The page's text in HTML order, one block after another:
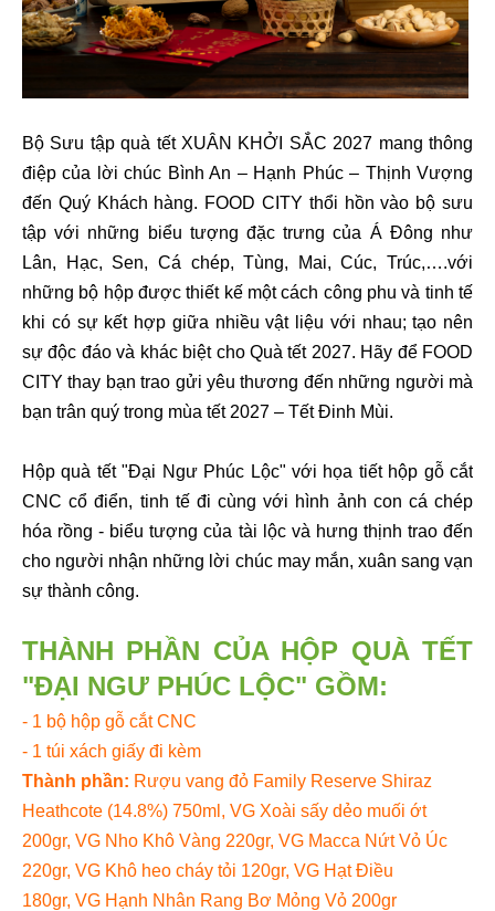
Bộ Sưu tập quà tết XUÂN KHỞI SẮC 2027 mang thông
điệp của lời chúc Bình An – Hạnh Phúc – Thịnh Vượng
đến Quý Khách hàng. FOOD CITY thổi hồn vào bộ sưu
tập với những biểu tượng đặc trưng của Á Đông như
Lân, Hạc, Sen, Cá chép, Tùng, Mai, Cúc, Trúc,….với
những bộ hộp được thiết kế một cách công phu và tinh tế
khi có sự kết hợp giữa nhiều vật liệu với nhau; tạo nên
sự độc đáo và khác biệt cho Quà tết 2027. Hãy để FOOD
CITY thay bạn trao gửi yêu thương đến những người mà
bạn trân quý trong mùa tết 2027 – Tết Đinh Mùi.
Hộp quà tết "Đại Ngư Phúc Lộc" với họa tiết hộp gỗ cắt
CNC cổ điển, tinh tế đi cùng với hình ảnh con cá chép
hóa rồng - biểu tượng của tài lộc và hưng thịnh trao đến
cho người nhận những lời chúc may mắn, xuân sang vạn
sự thành công.
THÀNH PHẦN CỦA HỘP QUÀ TẾT
"ĐẠI NGƯ PHÚC LỘC" GỒM:
- 1 bộ hộp gỗ cắt CNC
- 1 túi xách giấy đi kèm
Thành phần: Rượu vang đỏ Family Reserve Shiraz
Heathcote (14.8%) 750ml, VG Xoài sấy dẻo muối ớt
200gr, VG Nho Khô Vàng 220gr, VG Macca Nứt Vỏ Úc
220gr, VG Khô heo cháy tỏi 120gr, VG Hạt Điều
180gr, VG Hạnh Nhân Rang Bơ Mỏng Vỏ 200gr